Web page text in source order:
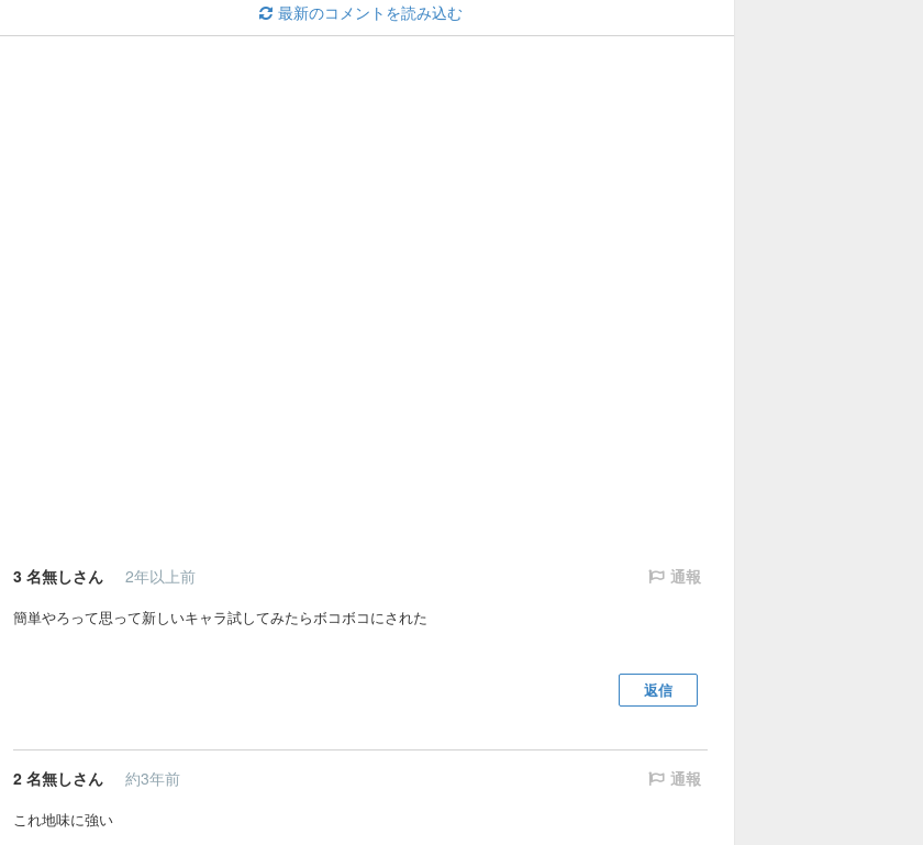
最新のコメントを読み込む
3 名無しさん 2年以上前 通報
簡単やろって思って新しいキャラ試してみたらボコボコにされた
返信
2 名無しさん 約3年前 通報
これ地味に強い